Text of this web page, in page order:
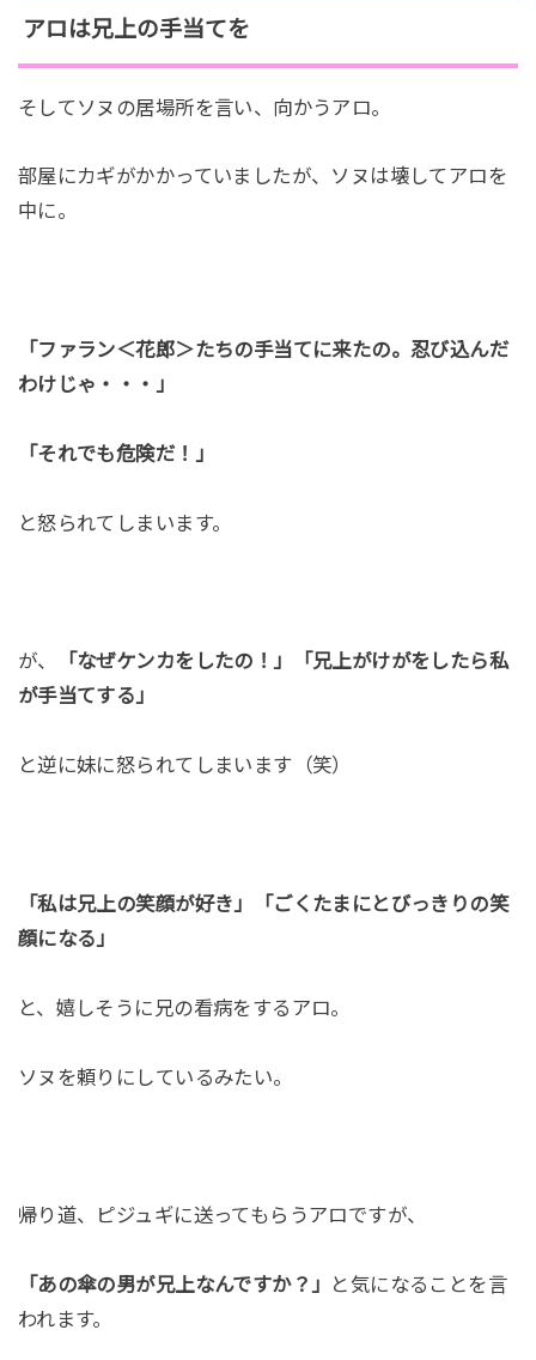
アロは兄上の手当てを
そしてソヌの居場所を言い、向かうアロ。
部屋にカギがかかっていましたが、ソヌは壊してアロを
中に。
「ファラン＜花郎＞たちの手当てに来たの。忍び込んだ
わけじゃ・・・」
「それでも危険だ！」
と怒られてしまいます。
が、
「なぜケンカをしたの！」「兄上がけがをしたら私
が手当てする」
と逆に妹に怒られてしまいます（笑）
「私は兄上の笑顔が好き」「ごくたまにとびっきりの笑
顔になる」
と、嬉しそうに兄の看病をするアロ。
ソヌを頼りにしているみたい。
帰り道、ピジュギに送ってもらうアロですが、
「あの傘の男が兄上なんですか？」
と気になることを言
われます。